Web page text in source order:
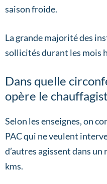
saison froide.
La grande majorité des
sollicités durant les mois
Dans quelle
opère le
Selon les enseignes, on
PAC qui ne veulent
d’autres agissent dans
kms.